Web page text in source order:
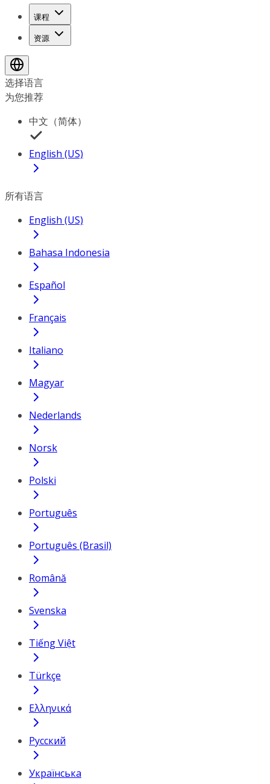
课程
资源
选择语言
为您推荐
中文（简体）
English (US)
所有语言
English (US)
Bahasa Indonesia
Español
Français
Italiano
Magyar
Nederlands
Norsk
Polski
Português
Português (Brasil)
Română
Svenska
Tiếng Việt
Türkçe
Ελληνικά
Русский
Українська